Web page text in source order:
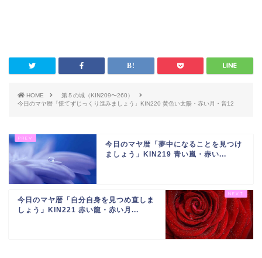
HOME
第５の城（KIN209〜260）
今日のマヤ暦「慌てずじっくり進みましょう」KIN220 黄色い太陽・赤い月・音12
今日のマヤ暦「夢中になることを見つけ
ましょう」KIN219 青い嵐・赤い...
今日のマヤ暦「自分自身を見つめ直しま
しょう」KIN221 赤い龍・赤い月...